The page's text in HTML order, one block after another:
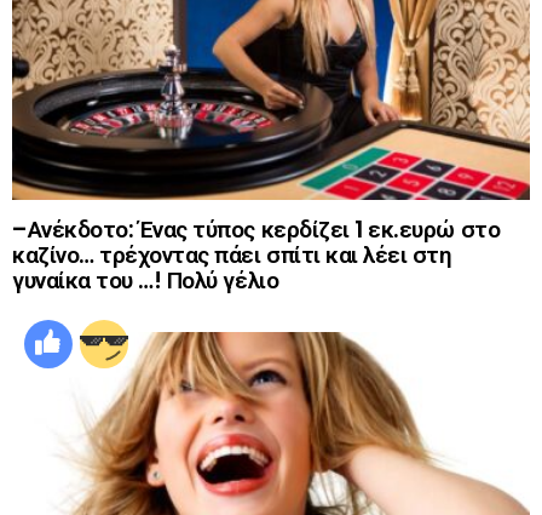
–Ανέκδοτο: Ένας τύπος κερδίζει 1 εκ.ευρώ στο
καζίνο… τρέχοντας πάει σπίτι και λέει στη
γυναίκα του …! Πολύ γέλιο